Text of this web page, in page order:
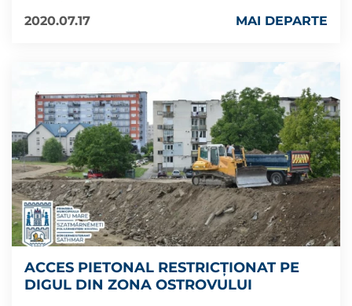
2020.07.17 MAI DEPARTE
ACCES PIETONAL RESTRICȚIONAT PE
DIGUL DIN ZONA OSTROVULUI